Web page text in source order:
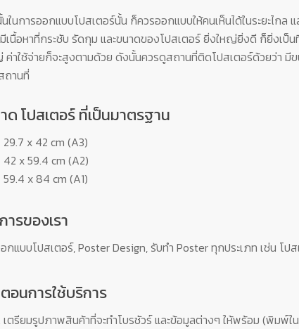
ในการออกแบบโปสเตอร์นั้น ก็ควรออกแบบให้คนเห็นได้ในระยะไกล
เนื้อหาที่กระชับ รัดกุม และขนาดของโปสเตอร์ ยิ่งใหญ่ยิ่งดี ก็ยิ่งเ
ค่าใช้จ่ายก็จะสูงตามด้วย ดังนั้นควรดูสถานที่ติดโปสเตอร์ด้วยว่า มี
ถานที่
ด โปสเตอร์ ที่เป็นมาตรฐาน
29.7 x 42 cm (A3)
42 x 59.4 cm (A2)
59.4 x 84 cm (A1)
ารของเรา
กแบบโปสเตอร์, Poster Design, รับทำ Poster ทุกประเภท เช่น โ
อนการใช้บริการ
เตรียมรูปภาพสินค้าที่จะทำโบรชัวร์ และข้อมูลต่างๆ ให้พร้อม (พิมพ์ใ